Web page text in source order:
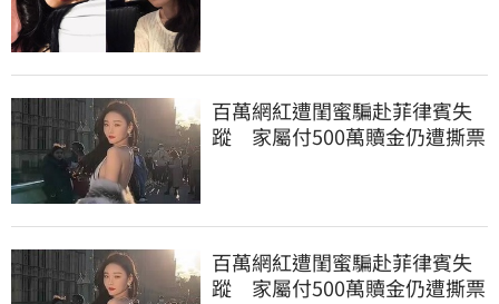
百萬網紅遭閨蜜騙赴菲律賓失
蹤 家屬付500萬贖金仍遭撕票
百萬網紅遭閨蜜騙赴菲律賓失
蹤 家屬付500萬贖金仍遭撕票